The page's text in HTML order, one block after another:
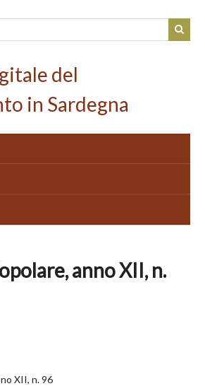
del
in Sardegna
anno XII, n.
XII, n. 96